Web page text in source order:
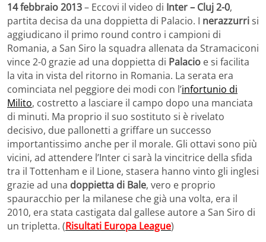
14 febbraio 2013– Eccovi il video di Inter – Cluj 2-0,
partita decisa da una doppietta di Palacio. I nerazzurrisi
aggiudicano il primo round contro i campioni di
Romania, a San Siro la squadra allenata da Stramaciconi
vince 2-0 grazie ad una doppietta di Palacio e si facilita
la vita in vista del ritorno in Romania. La serata era
cominciata nel peggiore dei modi con l’infortunio di
Milito, costretto a lasciare il campo dopo una manciata
di minuti. Ma proprio il suo sostituto si è rivelato
decisivo, due pallonetti a griffare un successo
importantissimo anche per il morale. Gli ottavi sono più
vicini, ad attendere l’Inter ci sarà la vincitrice della sfida
tra il Tottenham e il Lione, stasera hanno vinto gli inglesi
grazie ad una doppietta di Bale, vero e proprio
spauracchio per la milanese che già una volta, era il
2010, era stata castigata dal gallese autore a San Siro di
un tripletta. (Risultati Europa League)